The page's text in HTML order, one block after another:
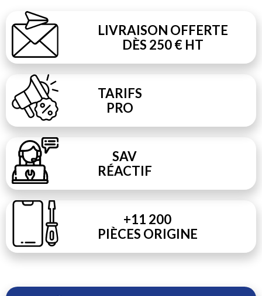
LIVRAISON OFFERTE
DÈS 250 € HT
TARIFS
PRO
SAV
RÉACTIF
+11 200
PIÈCES ORIGINE